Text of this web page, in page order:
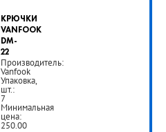
руб.
РУБ
КРЮЧКИ
VANFOOK
DM-
22
Производитель:
Vanfook
Упаковка,
шт.:
7
Минимальная
цена:
250.00